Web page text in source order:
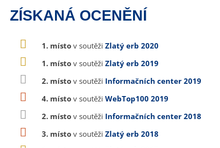
ZÍSKANÁ OCENĚNÍ
1. místo v soutěži Zlatý erb 2020
1. místo v soutěži Zlatý erb 2019
2. místo v soutěži Informačních center 2019
4. místo v soutěži WebTop100 2019
2. místo v soutěži Informačních center 2018
3. místo v soutěži Zlatý erb 2018